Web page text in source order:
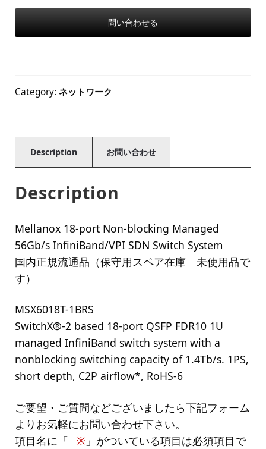
問い合わせる
Category: ネットワーク
Description お問い合わせ
Description
Mellanox 18-port Non-blocking Managed
56Gb/s InfiniBand/VPI SDN Switch System
国内正規流通品（保守用スペア在庫 未使用品で
す）
MSX6018T-1BRS
SwitchX®-2 based 18-port QSFP FDR10 1U
managed InfiniBand switch system with a
nonblocking switching capacity of 1.4Tb/s. 1PS,
short depth, C2P airflow*, RoHS-6
ご要望・ご質問などございましたら下記フォーム
よりお気軽にお問い合わせ下さい。
項目名に「
※ 」がついている項目は必須項目で